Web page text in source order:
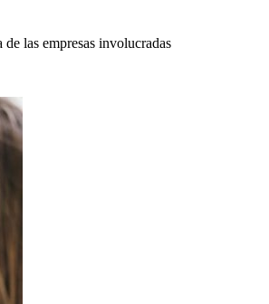
las empresas involucradas